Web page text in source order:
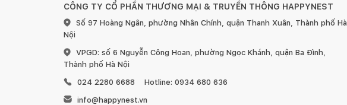
CÔNG TY CỔ PHẦN THƯƠNG MẠI & TRUYỀN THÔNG HAPPYNEST
Số 97 Hoàng Ngân, phường Nhân Chính, quận Thanh Xuân, Thành phố Hà
Nội
VPGD: số 6 Nguyễn Công Hoan, phường Ngọc Khánh, quận Ba Đình,
Thành phố Hà Nội
024 2280 6688
Hotline: 0934 680 636
info@happynest.vn